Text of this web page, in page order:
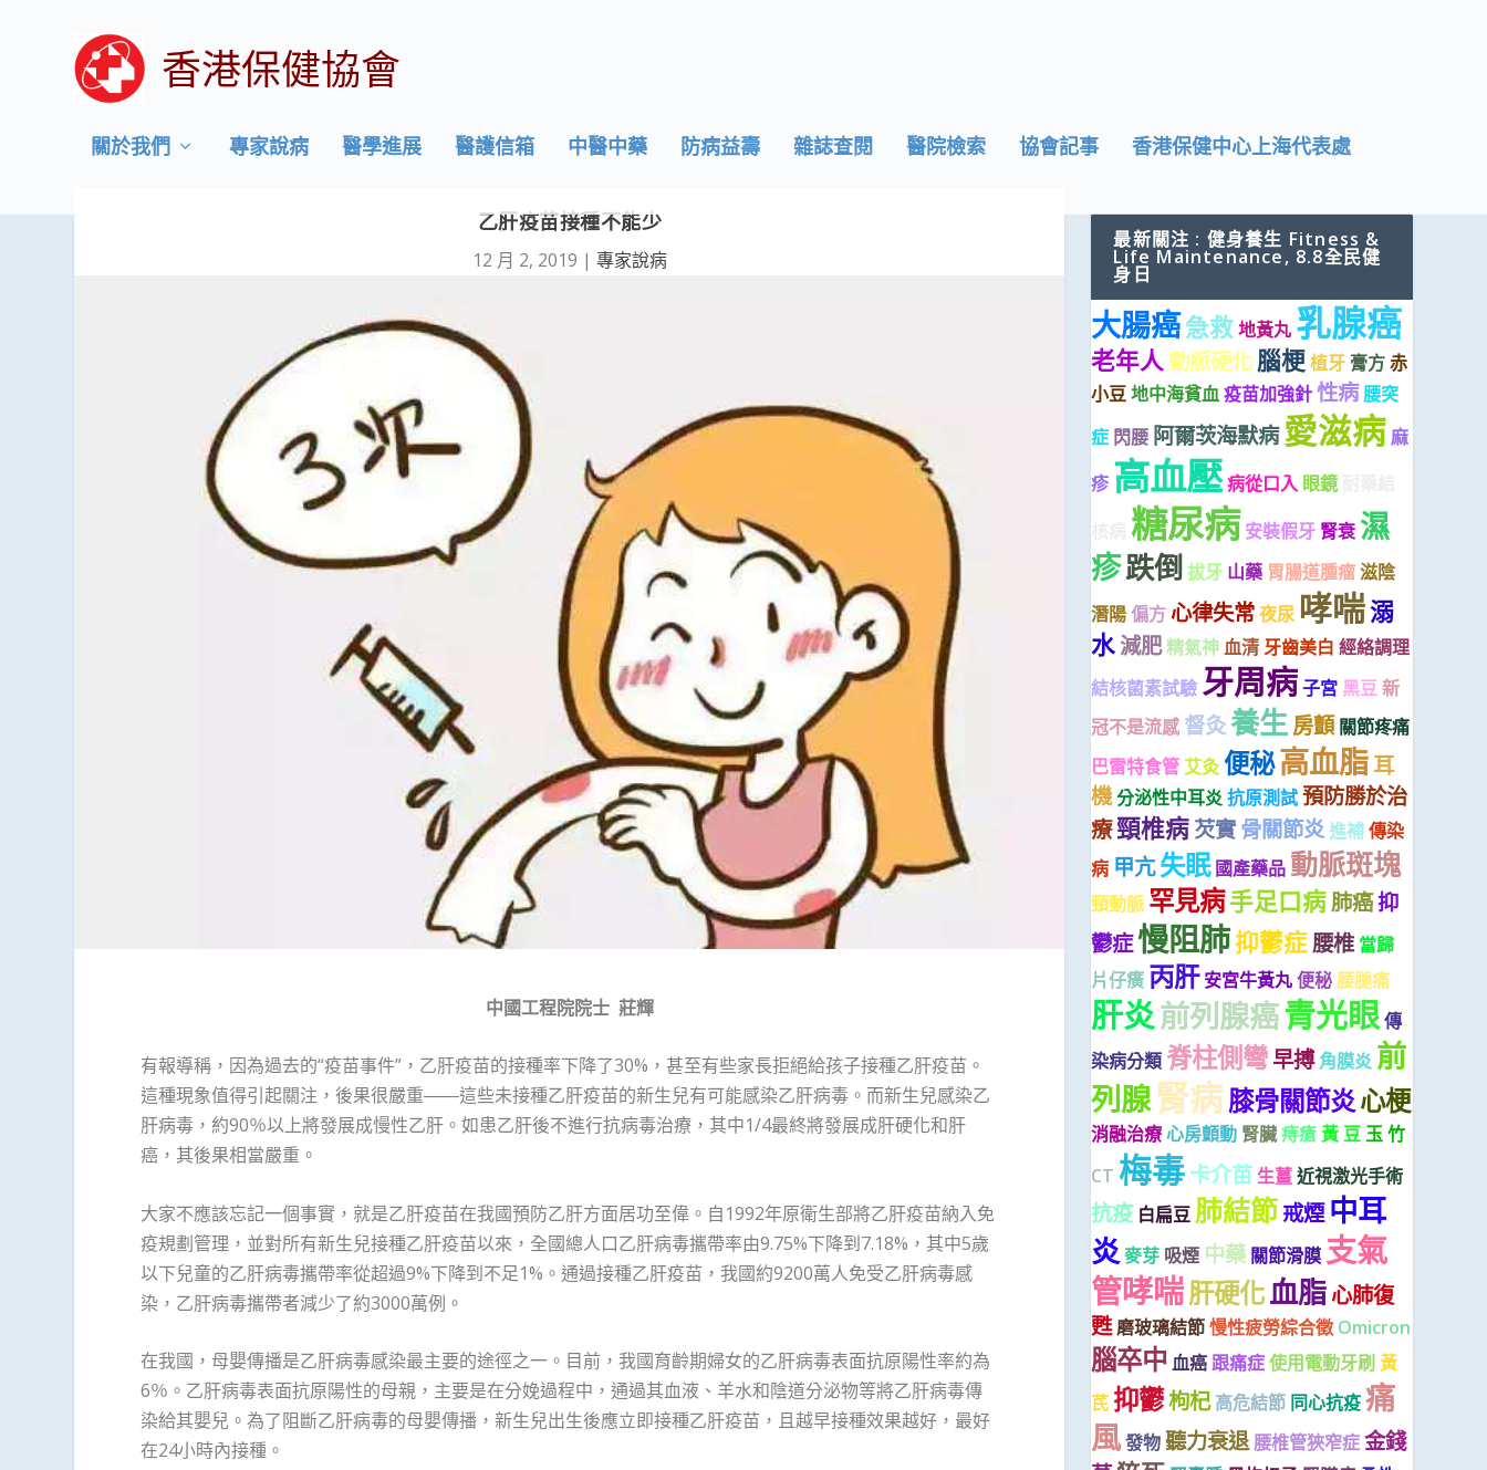
香港保健協會
關於我們 專家說病 醫學進展 醫護信箱 中醫中藥 防病益壽 雜誌查閱 醫院檢索 協會記事 香港保健中心上海代表處
乙肝疫苗接種不能少
12 月 2, 2019 | 專家說病
中國工程院院士 莊輝
有報導稱，因為過去的“疫苗事件”，乙肝疫苗的接種率下降了30%，甚至有些家長拒絕給孩子接種乙肝疫苗。
這種現象值得引起關注，後果很嚴重――這些未接種乙肝疫苗的新生兒有可能感染乙肝病毒。而新生兒感染乙
肝病毒，約90％以上將發展成慢性乙肝。如患乙肝後不進行抗病毒治療，其中1/4最終將發展成肝硬化和肝
癌，其後果相當嚴重。
大家不應該忘記一個事實，就是乙肝疫苗在我國預防乙肝方面居功至偉。自1992年原衛生部將乙肝疫苗納入免
疫規劃管理，並對所有新生兒接種乙肝疫苗以來，全國總人口乙肝病毒攜帶率由9.75%下降到7.18%，其中5歲
以下兒童的乙肝病毒攜帶率從超過9%下降到不足1%。通過接種乙肝疫苗，我國約9200萬人免受乙肝病毒感
染，乙肝病毒攜帶者減少了約3000萬例。
在我國，母嬰傳播是乙肝病毒感染最主要的途徑之一。目前，我國育齡期婦女的乙肝病毒表面抗原陽性率約為
6％。乙肝病毒表面抗原陽性的母親，主要是在分娩過程中，通過其血液、羊水和陰道分泌物等將乙肝病毒傳
染給其嬰兒。為了阻斷乙肝病毒的母嬰傳播，新生兒出生後應立即接種乙肝疫苗，且越早接種效果越好，最好
在24小時內接種。
最新關注 : 健身養生 Fitness &
Life Maintenance, 8.8全民健
身日
大腸癌急救地黃丸 乳腺癌
老年人動脈硬化腦梗植牙 膏方赤
小豆地中海貧血疫苗加強針性病腰突
症 閃腰 阿爾茨海默病愛滋病麻
疹 高血壓病從口入 眼鏡
糖尿病 安裝假牙 腎衰 濕
疹跌倒拔牙 山藥 胃腸道腫瘤滋陰
潛陽偏方心律失常夜尿 哮喘溺
水減肥精氣神血清牙齒美白 經絡調理
結核菌素試驗 牙周病子宮 黑豆新
冠不是流感 督灸養生房顫 關節疼痛
巴雷特食管 艾灸 便秘高血脂耳
機分泌性中耳炎抗原測試預防勝於治
療頸椎病芡實骨關節炎進補傳染
病 甲亢失眠 國產藥品 動脈斑塊
頸動脈 罕見病手足口病肺癌抑
鬱症慢阻肺抑鬱症腰椎 當歸
片仔癀 丙肝 安宮牛黃丸便秘 腰腿痛
肝炎前列腺癌青光眼傳
染病分類脊柱側彎早搏 角膜炎 前
列腺腎病膝骨關節炎心梗
消融治療心房顫動 腎臟痔瘡黃 豆玉 竹
CT 梅毒卡介苗 生薑近視激光手術
抗疫 白扁豆 肺結節戒煙 中耳
炎麥芽 吸煙 中藥 關節滑膜支氣
管哮喘肝硬化血脂心肺復
甦磨玻璃結節慢性疲勞綜合徵 Omicron
腦卒中 血癌跟痛症使用電動牙刷 黃
芪 抑鬱枸杞 高危結節 同心抗疫痛
風發物聽力衰退 腰椎管狹窄症金錢